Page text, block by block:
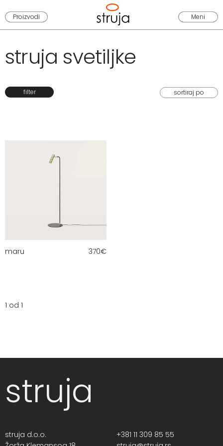
Proizvodi Meni
struja svetiljke
filter
maru 370€
1 od 1
struja
struja d.o.o.
+381 11 309 85 55